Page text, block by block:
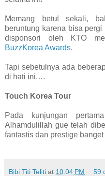
Memang betul sekali,
beruntung karena bisa
disponsori oleh KTO
BuzzKorea Awards.
Tapi sebetulnya ada
di hati ini,…
Touch Korea Tour
Pada kunjungan
Alhamdulillah gue telah
fantastis dan prestige banget
Bibi Titi Teliti at 10:04 PM 59